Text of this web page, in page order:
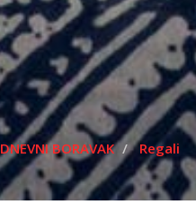
DNEVNI BORAVAK
Regali